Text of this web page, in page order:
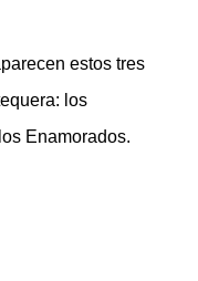
estos tres
los
Enamorados.